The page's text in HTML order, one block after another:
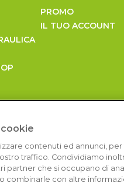
PROMO
IL TUO ACCOUNT
contenuti ed annunci,
traffico. Condividiamo
partner che si occupano di
combinarle con altre